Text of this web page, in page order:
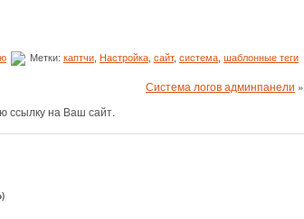
Метки: каптчи Настройка сайт, система шаблонные теги
Система логов админпанели »
ссылку на Ваш сайт.